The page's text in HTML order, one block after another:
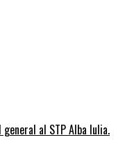
al STP Alba Iulia.